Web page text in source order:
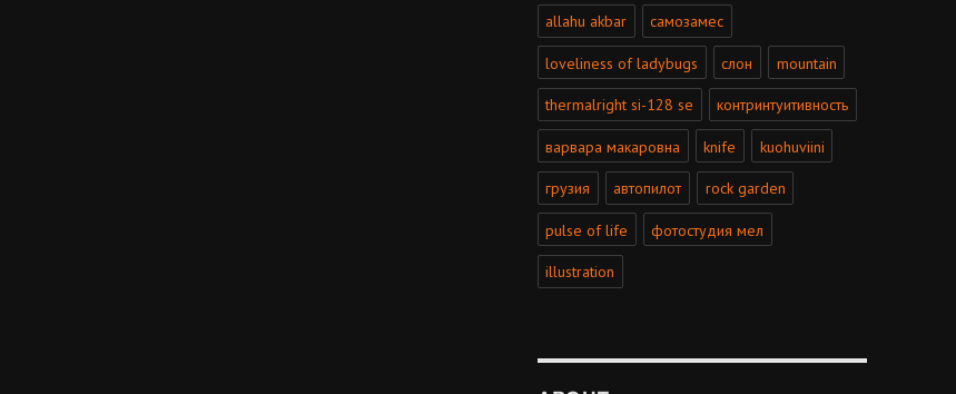
allahu akbar самозамес
loveliness of ladybugs слон mountain
thermalright si-128 se контринтуитивность
варвара макаровна knife kuohuviini
грузия автопилот rock garden
pulse of life фотостудия мел
illustration